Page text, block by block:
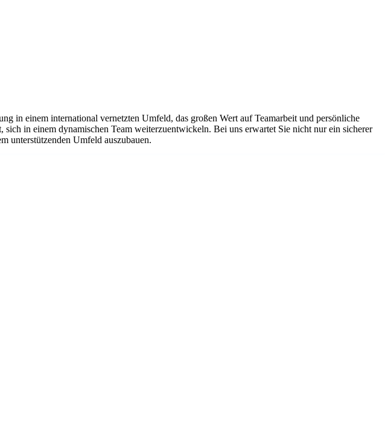
in einem international vernetzten Umfeld, das großen Wert auf Teamarbeit und persönliche
in einem dynamischen Team weiterzuentwickeln. Bei uns erwartet Sie nicht nur ein sicherer
unterstützenden Umfeld auszubauen.